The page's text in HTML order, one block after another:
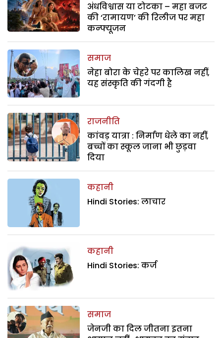
अंधविश्वास या टोटका – महा बजट
की ‘रामायण’ की रिलीज पर महा
कन्फ्यूजन
समाज
नेहा बोरा के चेहरे पर कालिख नहीं,
यह संस्कृति की गंदगी है
राजनीति
कांवड़ यात्रा : निर्माण धेले का नहीं,
बच्चों का स्कूल जाना भी छुड़वा
दिया
कहानी
Hindi Stories: लाचार
कहानी
Hindi Stories: कर्ज
समाज
जेनजी का दिल जीतना इतना